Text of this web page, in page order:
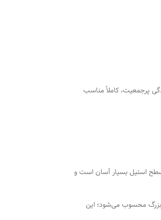
خانوادگی پرجمعیت، کاملاً مناسب
استیل بسیار آسان است و
بزرگ محسوب می‌شود؛ این